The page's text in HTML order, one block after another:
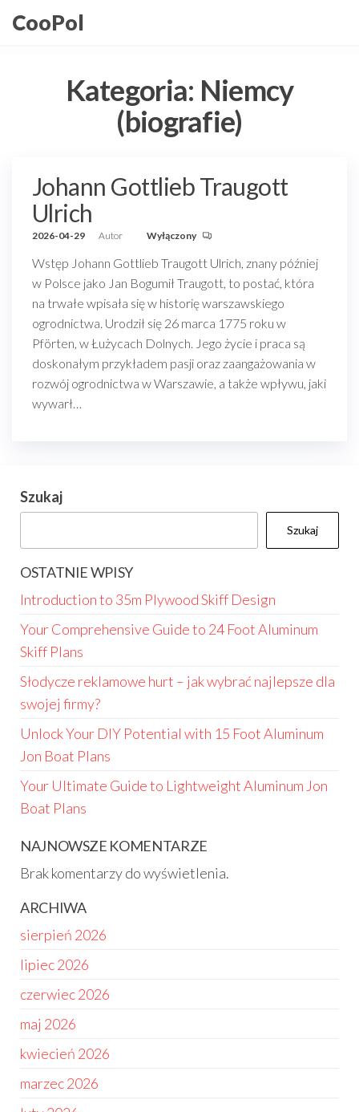
doCooPol
Kategoria: Niemcy
(biografie)
Johann Gottlieb Traugott
Ulrich
2026-04-29 Autor Wyłączony
Wstęp Johann Gottlieb Traugott Ulrich, znany później
w Polsce jako Jan Bogumił Traugott, to postać, która
na trwałe wpisała się w historię warszawskiego
ogrodnictwa. Urodził się 26 marca 1775 roku w
Pförten, w Łużycach Dolnych. Jego życie i praca są
doskonałym przykładem pasji oraz zaangażowania w
rozwój ogrodnictwa w Warszawie, a także wpływu, jaki
wywarł…
Szukaj
Szukaj
OSTATNIE WPISY
Introduction to 35m Plywood Skiff Design
Your Comprehensive Guide to 24 Foot Aluminum
Skiff Plans
Słodycze reklamowe hurt – jak wybrać najlepsze dla
swojej firmy?
Unlock Your DIY Potential with 15 Foot Aluminum
Jon Boat Plans
Your Ultimate Guide to Lightweight Aluminum Jon
Boat Plans
NAJNOWSZE KOMENTARZE
Brak komentarzy do wyświetlenia.
ARCHIWA
sierpień 2026
lipiec 2026
czerwiec 2026
maj 2026
kwiecień 2026
marzec 2026